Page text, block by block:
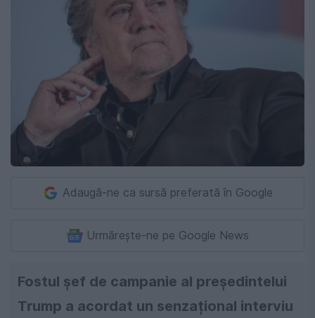
Adaugă-ne ca sursă preferată în Google
Urmărește-ne pe Google News
Fostul șef de campanie al președintelui
Trump a acordat un senzațional interviu